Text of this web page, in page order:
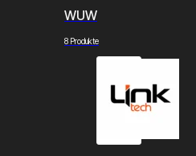
WUW
8 Produkte